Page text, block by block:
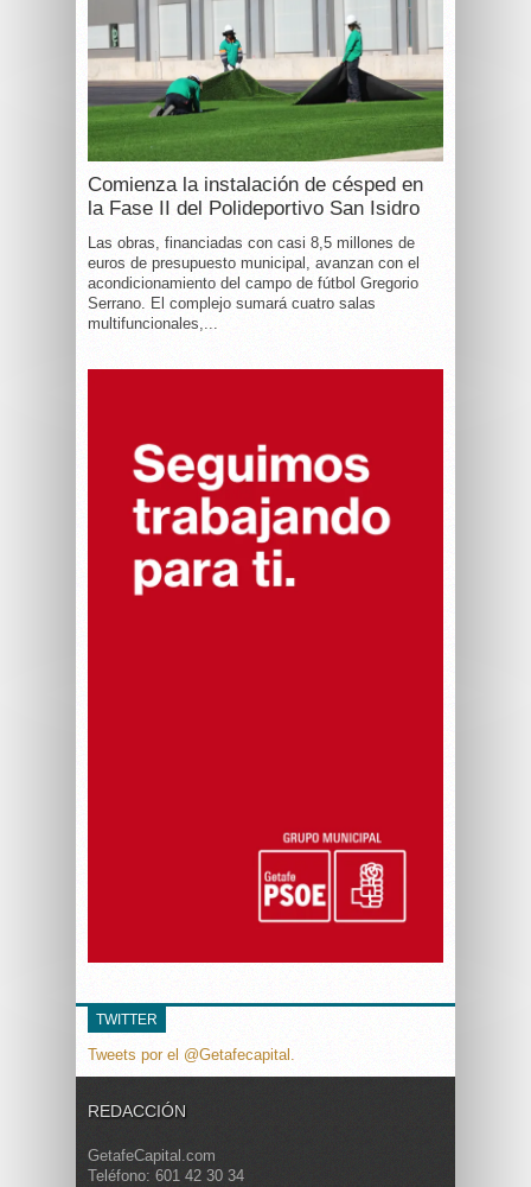
Comienza la instalación de césped en
la Fase II del Polideportivo San Isidro
Las obras, financiadas con casi 8,5 millones de
euros de presupuesto municipal, avanzan con el
acondicionamiento del campo de fútbol Gregorio
Serrano. El complejo sumará cuatro salas
multifuncionales,...
TWITTER
Tweets por el @Getafecapital.
REDACCIÓN
GetafeCapital.com
Teléfono: 601 42 30 34